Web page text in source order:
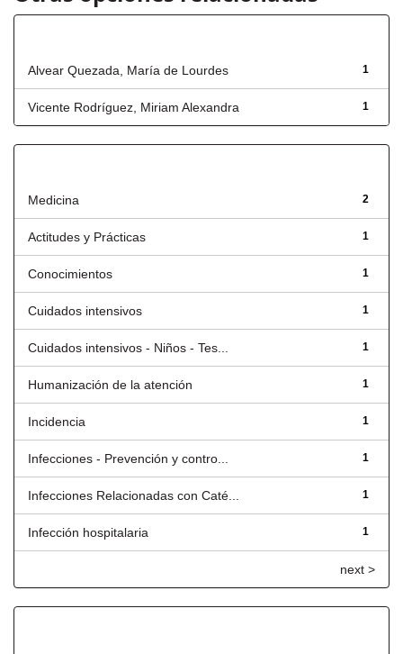
1
Alvear Quezada, María de Lourdes
1
Vicente Rodríguez, Miriam Alexandra
2
Medicina
1
Actitudes y Prácticas
1
Conocimientos
1
Cuidados intensivos
1
Cuidados intensivos - Niños - Tes...
1
Humanización de la atención
1
Incidencia
1
Infecciones - Prevención y contro...
1
Infecciones Relacionadas con Caté...
1
Infección hospitalaria
next >